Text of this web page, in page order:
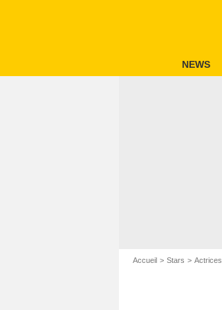
NEWS
Accueil Stars Actrices